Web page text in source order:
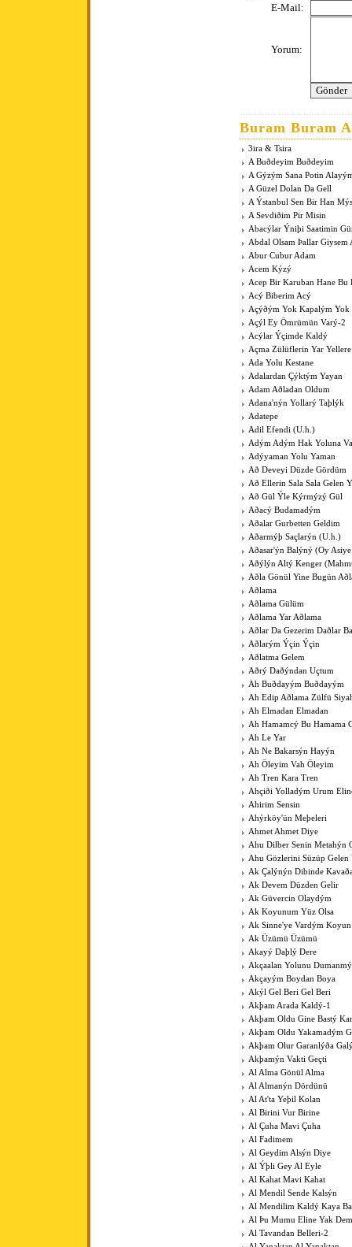
E-Mail:
Yorum:
Buram Buram
3ira & Tsira
A Buðdeyim Buðdeyim
A Gýzým Sana Potin
A Güzel Dolan Da Gell
A Ýstanbul Sen Bir Han
A Sevdiðim Pir Misin
Abacýlar Ýniþi Saatimin
Abdal Olsam Þallar Giysem
Abur Cubur Adam
Acem Kýzý
Acep Bir Karuban Hane Bu
Acý Biberim Acý
Açýðým Yok Kapalým Yok
Açýl Ey Ömrümün Varý-2
Acýlar Ýçimde Kaldý
Açma Zülüflerin Yar
Ada Yolu Kestane
Adalardan Çýktým Yayan
Adam Aðladan Oldum
Adana'nýn Yollarý Taþlýk
Adatepe
Adil Efendi (U.h.)
Adým Adým Hak Yoluna
Adýyaman Yolu Yaman
Að Deveyi Düzde Gördüm
Að Ellerin Sala Sala Gelen
Að Gül Ýle Kýrmýzý Gül
Aðacý Budamadým
Aðalar Gurbetten Geldim
Aðarmýþ Saçlarýn (U.h.)
Aðasar'ýn Balýný (Oy
Aðýlýn Altý Kenger
Aðla Gönül Yine Bugün
Aðlama
Aðlama Gülüm
Aðlama Yar Aðlama
Aðlar Da Gezerim Daðlar
Aðlarým Ýçin Ýçin
Aðlatma Gelem
Aðrý Daðýndan Uçtum
Ah Buðdayým Buðdayým
Ah Edip Aðlama Zülfü
Ah Elmadan Elmadan
Ah Hamamcý Bu Hamama
Ah Le Yar
Ah Ne Bakarsýn Hayýn
Ah Öleyim Vah Öleyim
Ah Tren Kara Tren
Ahçiði Yolladým Urum
Ahirim Sensin
Ahýrköy'ün Meþeleri
Ahmet Ahmet Diye
Ahu Dilber Senin Metahýn
Ahu Gözlerini Süzüp Gelen
Ak Çalýnýn Dibinde
Ak Devem Düzden Gelir
Ak Güvercin Olaydým
Ak Koyunum Yüz Olsa
Ak Sinne'ye Vardým Koyun
Ak Üzümü Üzümü
Akayý Daþlý Dere
Akçaalan Yolunu
Akçayým Boydan Boya
Akýl Gel Beri Gel Beri
Akþam Arada Kaldý-1
Akþam Oldu Gine Bastý
Akþam Oldu Yakamadým
Akþam Olur Garanlýða
Akþamýn Vakti Geçti
Al Alma Gönül Alma
Al Almanýn Dördünü
Al At'ta Yeþil Kolan
Al Birini Vur Birine
Al Çuha Mavi Çuha
Al Fadimem
Al Geydim Alsýn Diye
Al Ýþli Gey Al Eyle
Al Kahat Mavi Kahat
Al Mendil Sende Kalsýn
Al Mendilim Kaldý Kaya
Al Þu Mumu Eline Yak
Al Tavandan Belleri-2